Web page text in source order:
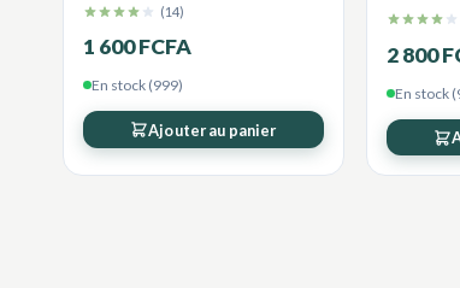
(14)
1 600 FCFA
En stock (999)
Ajouter au panier
2 800
En stock